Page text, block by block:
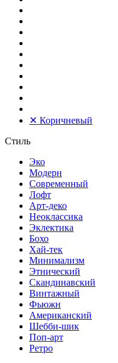
✕ Коричневый
Стиль
Эко
Модерн
Современный
Лофт
Арт-деко
Неоклассика
Эклектика
Бохо
Хай-тек
Минимализм
Этнический
Скандинавский
Винтажный
Фьюжн
Американский
Шебби-шик
Поп-арт
Ретро